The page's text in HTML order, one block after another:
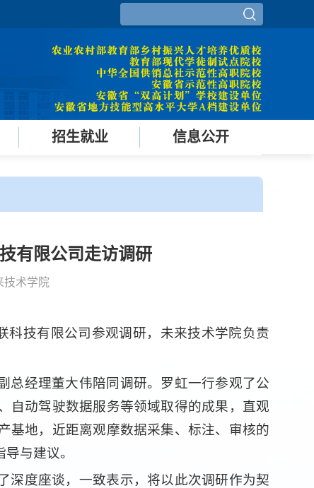
招生就业 信息公开
有限公司走访调研
技术学院
技有限公司参观调研，未来技术学院负责
总经理董大伟陪同调研。罗虹一行参观了公
自动驾驶数据服务等领域取得的成果，直观
基地，近距离观摩数据采集、标注、审核的
与建议。
深度座谈，一致表示，将以此次调研作为契